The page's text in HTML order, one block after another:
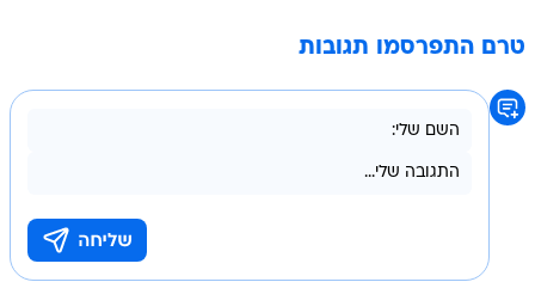
טרם התפרסמו תגובות